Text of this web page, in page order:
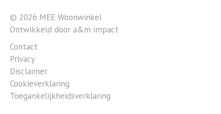
© 2026 MEE Woonwinkel
Ontwikkeld door a&m impact
Contact
Privacy
Disclaimer
Cookieverklaring
Toegankelijkheidsverklaring